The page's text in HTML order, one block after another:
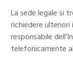
La sede legale si
richiedere
responsabile
telefonicamente